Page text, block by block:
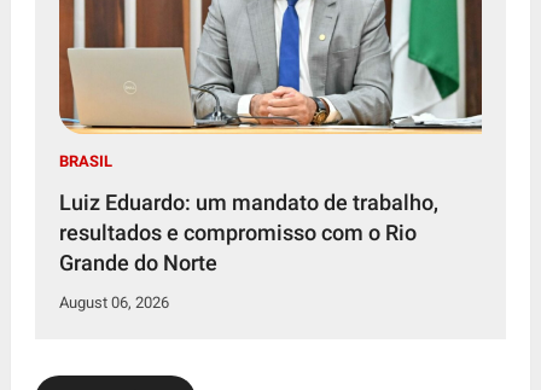
BRASIL
Luiz Eduardo: um mandato de trabalho,
resultados e compromisso com o Rio
Grande do Norte
August 06, 2026